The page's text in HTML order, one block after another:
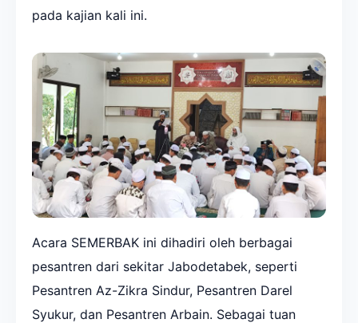
pada kajian kali ini.
Acara SEMERBAK ini dihadiri oleh berbagai
pesantren dari sekitar Jabodetabek, seperti
Pesantren Az-Zikra Sindur, Pesantren Darel
Syukur, dan Pesantren Arbain. Sebagai tuan